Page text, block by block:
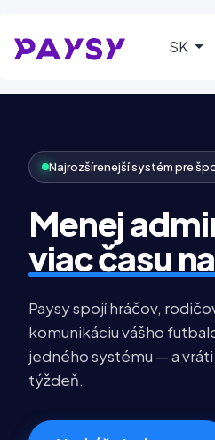
SK
Najrozšírenejší systém pre
Menej
viac času
Paysy spojí hráčov,
komunikáciu vášho
jedného systému — a
týždeň.